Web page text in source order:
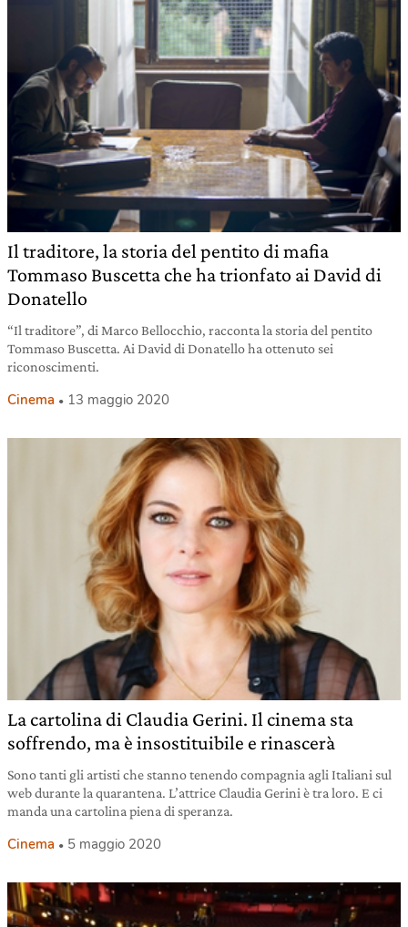
Il traditore, la storia del pentito di mafia
Tommaso Buscetta che ha trionfato ai David di
Donatello
“Il traditore”, di Marco Bellocchio, racconta la storia del pentito
Tommaso Buscetta. Ai David di Donatello ha ottenuto sei
riconoscimenti.
Cinema 13 maggio 2020
La cartolina di Claudia Gerini. Il cinema sta
soffrendo, ma è insostituibile e rinascerà
Sono tanti gli artisti che stanno tenendo compagnia agli Italiani sul
web durante la quarantena. L’attrice Claudia Gerini è tra loro. E ci
manda una cartolina piena di speranza.
Cinema 5 maggio 2020